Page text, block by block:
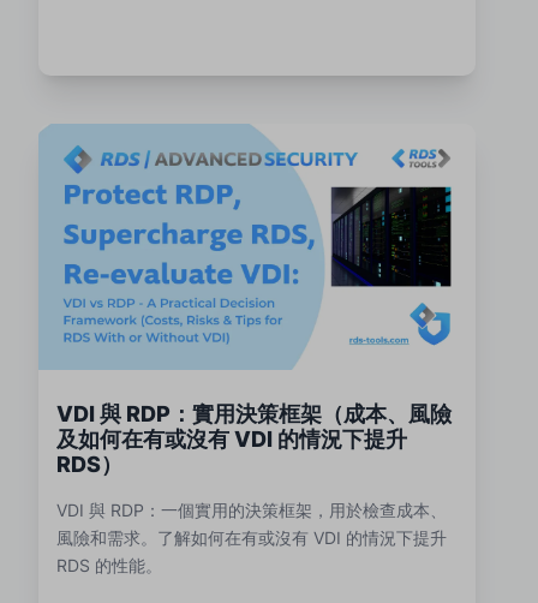
VDI 與 RDP：實用決策框架（成本、風險
及如何在有或沒有 VDI 的情況下提升
RDS）
VDI 與 RDP：一個實用的決策框架，用於檢查成本、
風險和需求。了解如何在有或沒有 VDI 的情況下提升
RDS 的性能。